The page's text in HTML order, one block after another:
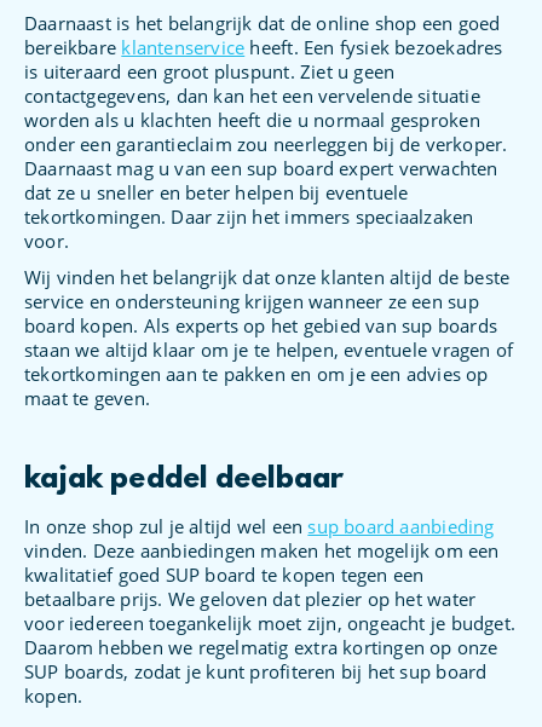
Daarnaast is het belangrijk dat de online shop een goed
bereikbare klantenservice heeft. Een fysiek bezoekadres
is uiteraard een groot pluspunt. Ziet u geen
contactgegevens, dan kan het een vervelende situatie
worden als u klachten heeft die u normaal gesproken
onder een garantieclaim zou neerleggen bij de verkoper.
Daarnaast mag u van een sup board expert verwachten
dat ze u sneller en beter helpen bij eventuele
tekortkomingen. Daar zijn het immers speciaalzaken
voor.
Wij vinden het belangrijk dat onze klanten altijd de beste
service en ondersteuning krijgen wanneer ze een sup
board kopen. Als experts op het gebied van sup boards
staan we altijd klaar om je te helpen, eventuele vragen of
tekortkomingen aan te pakken en om je een advies op
maat te geven.
kajak peddel deelbaar
In onze shop zul je altijd wel eensup board aanbieding
vinden. Deze aanbiedingen maken het mogelijk om een
kwalitatief goed SUP board te kopen tegen een
betaalbare prijs. We geloven dat plezier op het water
voor iedereen toegankelijk moet zijn, ongeacht je budget.
Daarom hebben we regelmatig extra kortingen op onze
SUP boards, zodat je kunt profiteren bij het sup board
kopen.